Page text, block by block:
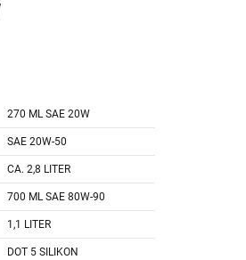
270 ML SAE 20W
SAE 20W-50
CA. 2,8 LITER
700 ML SAE 80W-90
1,1 LITER
DOT 5 SILIKON